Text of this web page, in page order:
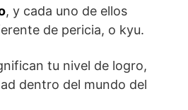
, y cada uno de ellos
de pericia, o kyu.
tu nivel de logro,
dentro del mundo del